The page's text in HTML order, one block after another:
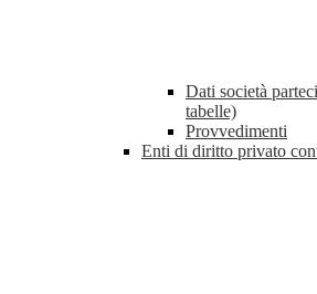
Dati società
tabelle)
Provvedimenti
Enti di diritto privato